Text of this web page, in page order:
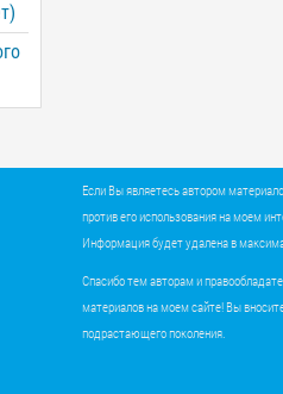
Если Вы являетесь автором
против его использования на моем
Информация будет удалена в
Спасибо тем авторам и
материалов на моем сайте! Вы
подрастающего поколения.